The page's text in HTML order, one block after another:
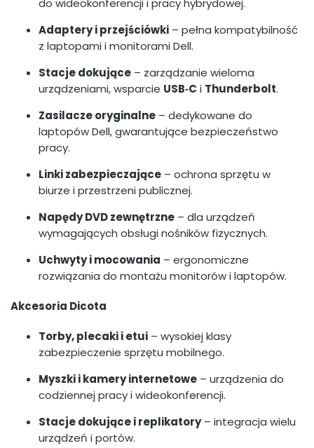
do wideokonferencji i pracy hybrydowej.
Adaptery i przejściówki – pełna kompatybilność
z laptopami i monitorami Dell.
Stacje dokujące – zarządzanie wieloma
urządzeniami, wsparcie USB‑C i Thunderbolt.
Zasilacze oryginalne – dedykowane do
laptopów Dell, gwarantujące bezpieczeństwo
pracy.
Linki zabezpieczające – ochrona sprzętu w
biurze i przestrzeni publicznej.
Napędy DVD zewnętrzne – dla urządzeń
wymagających obsługi nośników fizycznych.
Uchwyty i mocowania – ergonomiczne
rozwiązania do montażu monitorów i laptopów.
Akcesoria Dicota
Torby, plecaki i etui – wysokiej klasy
zabezpieczenie sprzętu mobilnego.
Myszki i kamery internetowe – urządzenia do
codziennej pracy i wideokonferencji.
Stacje dokujące i replikatory– integracja wielu
urządzeń i portów.